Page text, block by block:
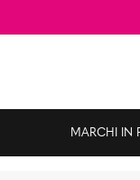
MARCHI IN